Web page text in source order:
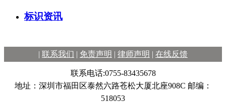
标识资讯
| 联系我们 | 免责声明 | 律师声明 | 在线反馈
联系电话:0755-83435678
地址：深圳市福田区泰然六路苍松大厦北座908C 邮编：
518053